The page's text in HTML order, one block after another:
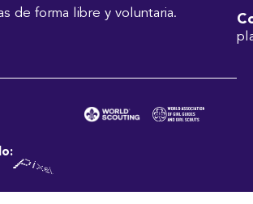
de forma libre y voluntaria.